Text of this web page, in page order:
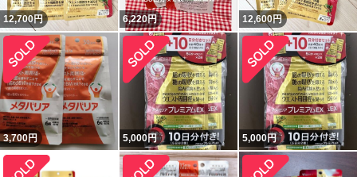
12,700円 6,220円 12,600円
3,700円 5,000円 5,000円